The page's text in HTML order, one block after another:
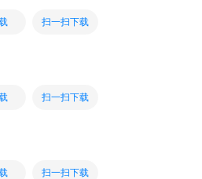
扫一扫下载
扫一扫下载
扫一扫下载